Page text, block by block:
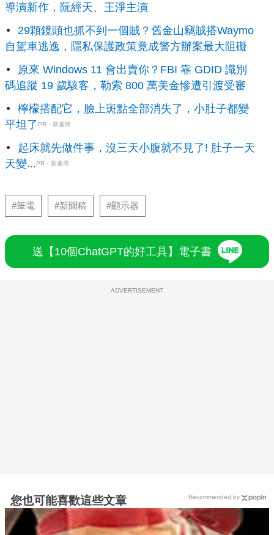
導演新作，阮經天、王淨主演
29顆鏡頭也抓不到一個賊？舊金山竊賊搭Waymo
自駕車逃逸，隱私保護政策竟成警方辦案最大阻礙
原來 Windows 11 會出賣你？FBI 靠 GDID 識別
碼追蹤 19 歲駭客，勒索 800 萬美金慘遭引渡受審
檸檬搭配它，臉上斑點全部消失了，小肚子都變
平坦了 PR・新素簡
起床就先做件事，沒三天小腹就不見了! 肚子一天
天變...PR・新素簡
#筆電 #新聞稿 #顯示器
送【10個ChatGPT的好工具】電子書
ADVERTISEMENT
您也可能喜歡這些文章 Recommended by